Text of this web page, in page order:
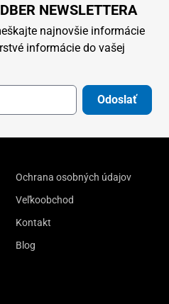
NEWSLETTERA
najnovšie informácie
informácie do vašej
Odoslať
Ochrana osobných údajov
Veľkoobchod
Kontakt
Blog